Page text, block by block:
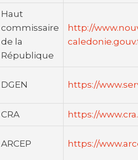
Haut
commissaire
de la
République
http://
DGEN https://
CRA https://
ARCEP https://